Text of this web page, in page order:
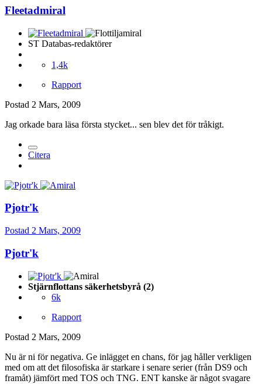
Fleetadmiral
ST Databas-redaktörer
1,4k
Rapport
Postad 2 Mars, 2009
Jag orkade bara läsa första stycket... sen blev det för tråkigt.
Citera
Pjotr'k
Postad 2 Mars, 2009
Pjotr'k
Stjärnflottans säkerhetsbyrå (2)
6k
Rapport
Postad 2 Mars, 2009
Nu är ni för negativa. Ge inlägget en chans, för jag håller verkligen
med om att det filosofiska är starkare i senare serier (från DS9 och
framåt) jämfört med TOS och TNG. ENT kanske är något svagare